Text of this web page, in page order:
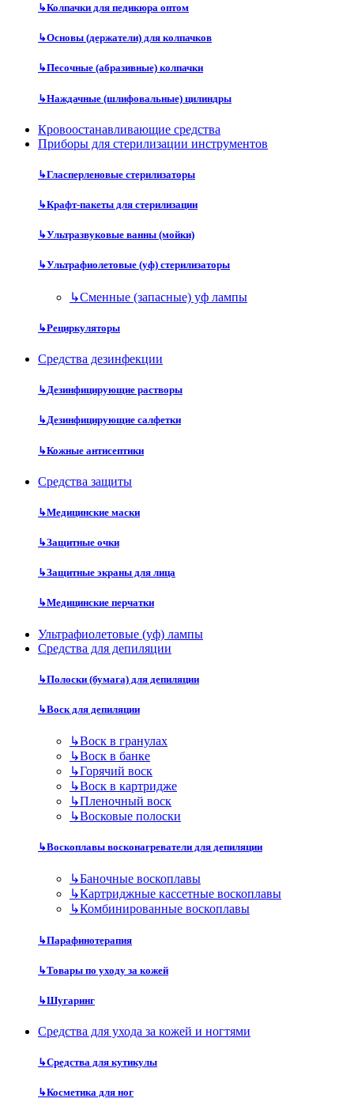
↳Колпачки для педикюра оптом
↳Основы (держатели) для колпачков
↳Песочные (абразивные) колпачки
↳Наждачные (шлифовальные) цилиндры
Кровоостанавливающие средства
Приборы для стерилизации инструментов
↳Гласперленовые стерилизаторы
↳Крафт-пакеты для стерилизации
↳Ультразвуковые ванны (мойки)
↳Ультрафиолетовые (уф) стерилизаторы
↳Сменные (запасные) уф лампы
↳Рециркуляторы
Средства дезинфекции
↳Дезинфицирующие растворы
↳Дезинфицирующие салфетки
↳Кожные антисептики
Средства защиты
↳Медицинские маски
↳Защитные очки
↳Защитные экраны для лица
↳Медицинские перчатки
Ультрафиолетовые (уф) лампы
Средства для депиляции
↳Полоски (бумага) для депиляции
↳Воск для депиляции
↳Воск в гранулах
↳Воск в банке
↳Горячий воск
↳Воск в картридже
↳Пленочный воск
↳Восковые полоски
↳Воскоплавы восконагреватели для депиляции
↳Баночные воскоплавы
↳Картриджные кассетные воскоплавы
↳Комбинированные воскоплавы
↳Парафинотерапия
↳Товары по уходу за кожей
↳Шугаринг
Средства для ухода за кожей и ногтями
↳Средства для кутикулы
↳Косметика для ног